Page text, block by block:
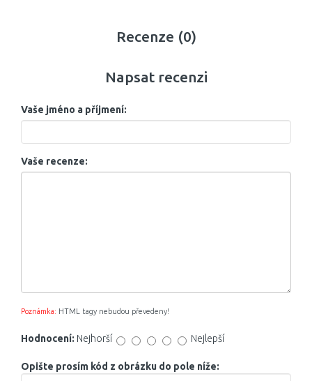
Recenze (0)
Napsat recenzi
Vaše jméno a příjmení:
Vaše recenze:
Poznámka: HTML tagy nebudou převedeny!
Hodnocení: Nejhorší Nejlepší
Opište prosím kód z obrázku do pole níže: